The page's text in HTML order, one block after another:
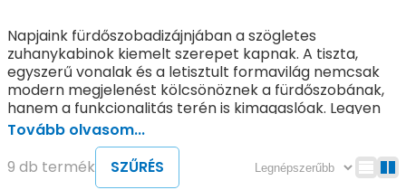
Napjaink fürdőszobadizájnjában a szögletes
zuhanykabinok kiemelt szerepet kapnak. A tiszta,
egyszerű vonalak és a letisztult formavilág nemcsak
modern megjelenést kölcsönöznek a fürdőszobának,
hanem a funkcionalitás terén is kimagaslóak. Legyen
szó négyzet vagy téglalap alakú kialakításról, a
zuhanykabinaz egyik legpraktikusabb és
legkedveltebb megoldássá vált, amely kiválóan
illeszkedik mind a kisebb, mind a nagyobb
Tovább olvasom...
9 db termék
SZŰRÉS